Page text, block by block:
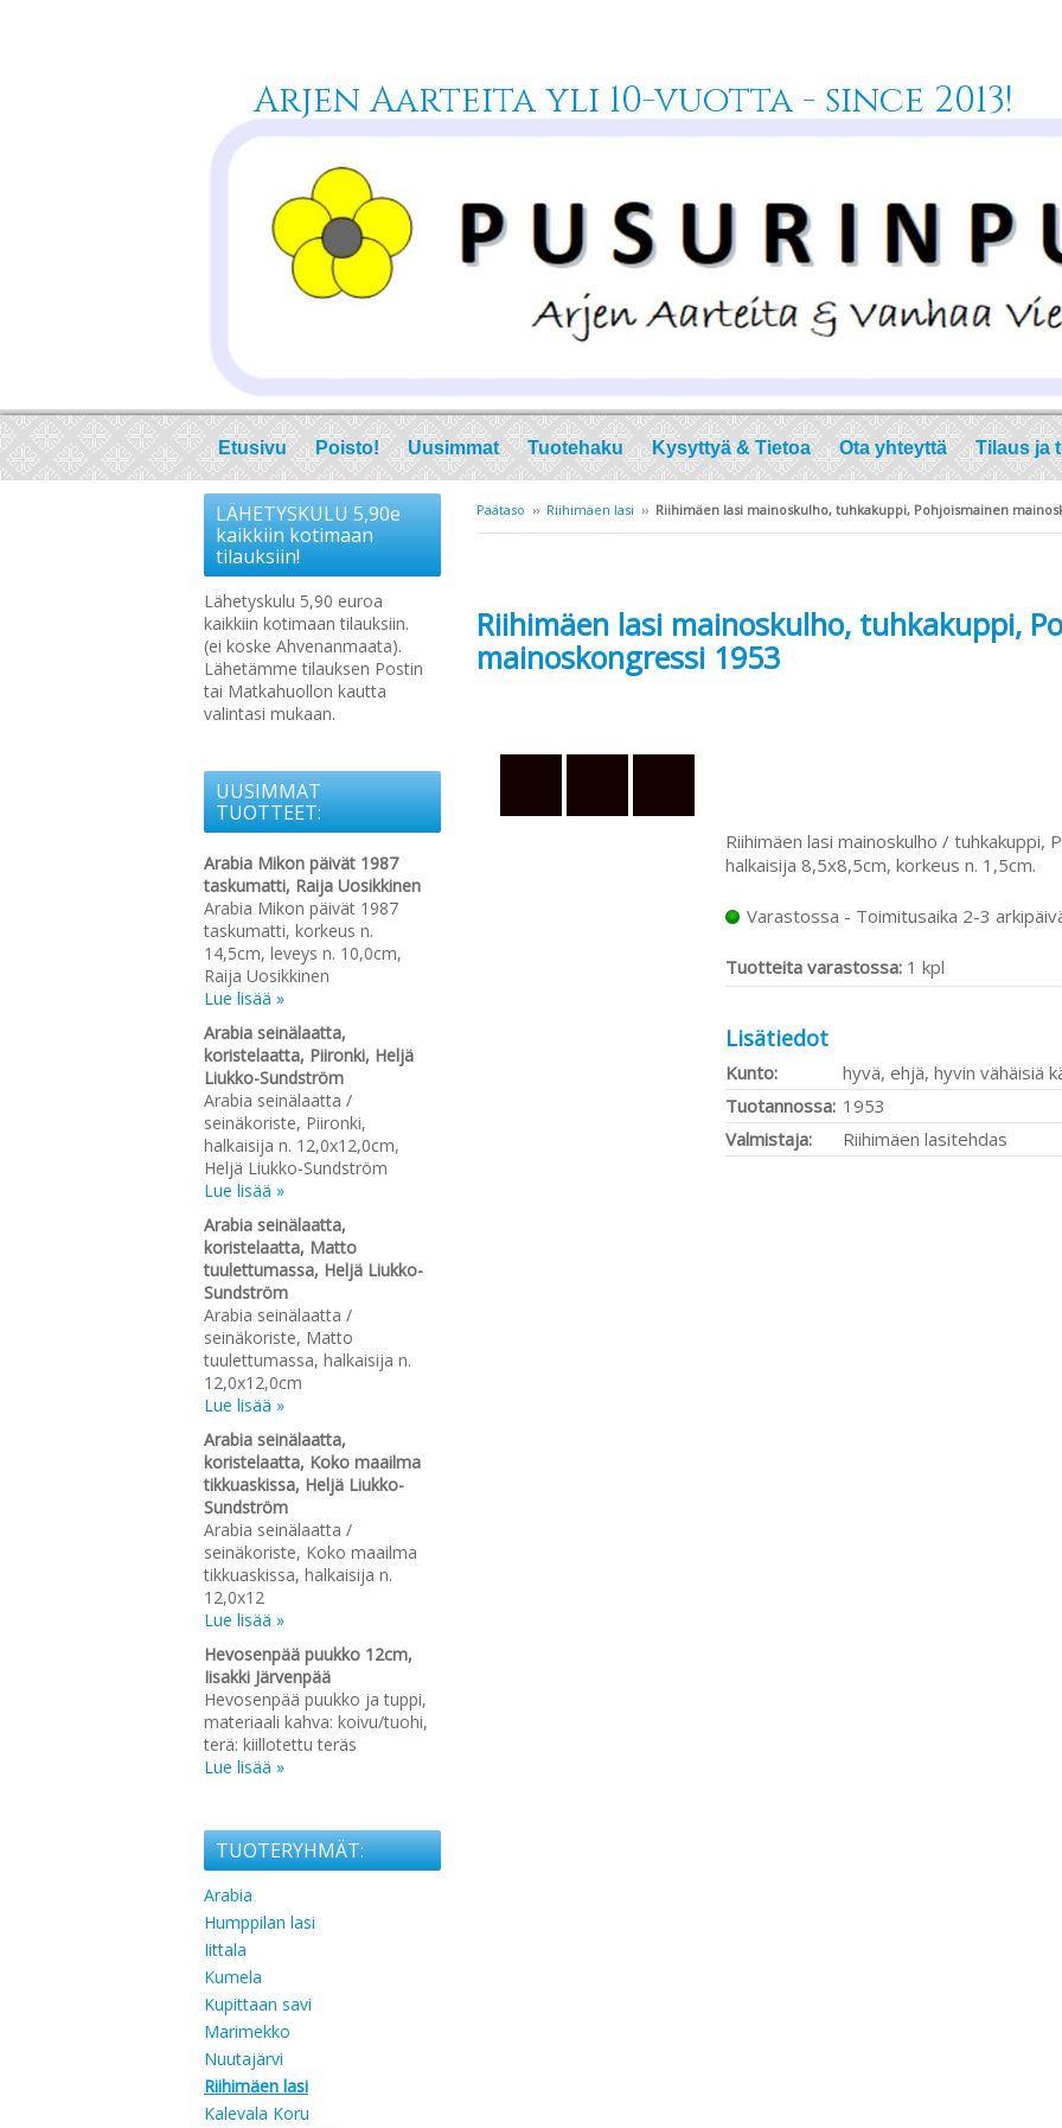
Arjen Aarteita yli 10-vuotta - since 2013!
Etusivu Poisto! Uusimmat Tuotehaku Kysyttyä & Tietoa Ota yhteyttä Tilaus ja
Päätaso ›› Riihimäen lasi ›› Riihimäen lasi mainoskulho, tuhkakuppi, Pohjoismainen
Riihimäen lasi mainoskulho, tuhkakuppi,
mainoskongressi 1953
Riihimäen lasi mainoskulho / tuhkakuppi,
halkaisija 8,5x8,5cm, korkeus n. 1,5cm.
Varastossa - Toimitusaika 2-3
Tuotteita varastossa: 1 kpl
Lisätiedot
Kunto:
hyvä, ehjä, hyvin vähäisiä
Tuotannossa: 1953
Valmistaja:
Riihimäen lasitehdas
LÄHETYSKULU 5,90e
kaikkiin kotimaan
tilauksiin!
Lähetyskulu 5,90 euroa
kaikkiin kotimaan tilauksiin.
(ei koske Ahvenanmaata).
Lähetämme tilauksen Postin
tai Matkahuollon kautta
valintasi mukaan.
UUSIMMAT
TUOTTEET:
Arabia Mikon päivät 1987
taskumatti, Raija Uosikkinen
Arabia Mikon päivät 1987
taskumatti, korkeus n.
14,5cm, leveys n. 10,0cm,
Raija Uosikkinen
Lue lisää »
Arabia seinälaatta,
koristelaatta, Piironki, Heljä
Liukko-Sundström
Arabia seinälaatta /
seinäkoriste, Piironki,
halkaisija n. 12,0x12,0cm,
Heljä Liukko-Sundström
Lue lisää »
Arabia seinälaatta,
koristelaatta, Matto
tuulettumassa, Heljä Liukko-
Sundström
Arabia seinälaatta /
seinäkoriste, Matto
tuulettumassa, halkaisija n.
12,0x12,0cm
Lue lisää »
Arabia seinälaatta,
koristelaatta, Koko maailma
tikkuaskissa, Heljä Liukko-
Sundström
Arabia seinälaatta /
seinäkoriste, Koko maailma
tikkuaskissa, halkaisija n.
12,0x12
Lue lisää »
Hevosenpää puukko 12cm,
Iisakki Järvenpää
Hevosenpää puukko ja tuppi,
materiaali kahva: koivu/tuohi,
terä: kiillotettu teräs
Lue lisää »
TUOTERYHMÄT:
Arabia
Humppilan lasi
Iittala
Kumela
Kupittaan savi
Marimekko
Nuutajärvi
Riihimäen lasi
Kalevala Koru